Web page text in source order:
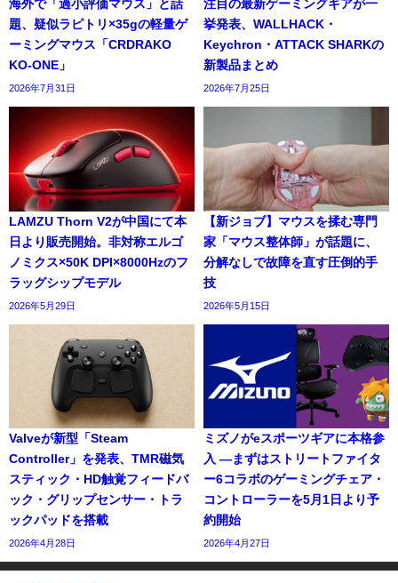
海外で「過小評価マウス」と話
題、疑似ラピトリ×35gの軽量ゲ
ーミングマウス「CRDRAKO
KO-ONE」
2026年7月31日
注目の最新ゲーミングギアが一
挙発表、WALLHACK・
Keychron・ATTACK SHARKの
新製品まとめ
2026年7月25日
LAMZU Thorn V2が中国にて本
日より販売開始。非対称エルゴ
ノミクス×50K DPI×8000Hzのフ
ラッグシップモデル
2026年5月29日
【新ジョブ】マウスを揉む専門
家「マウス整体師」が話題に、
分解なしで故障を直す圧倒的手
技
2026年5月15日
Valveが新型「Steam
Controller」を発表、TMR磁気
スティック・HD触覚フィードバ
ック・グリップセンサー・トラ
ックパッドを搭載
2026年4月28日
ミズノがeスポーツギアに本格参
入 —まずはストリートファイタ
ー6コラボのゲーミングチェア・
コントローラーを5月1日より予
約開始
2026年4月27日